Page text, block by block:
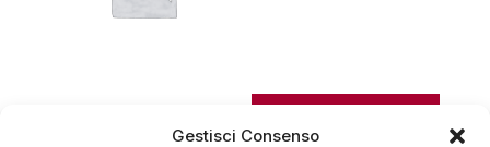
Gestisci Consenso